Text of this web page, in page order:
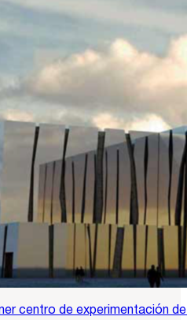
centro de experimentación